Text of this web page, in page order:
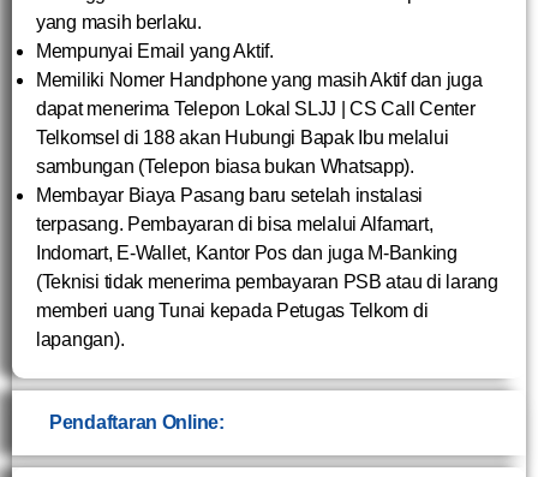
yang masih berlaku.
Mempunyai Email yang Aktif.
Memiliki Nomer Handphone yang masih Aktif dan juga
dapat menerima Telepon Lokal SLJJ | CS Call Center
Telkomsel di 188 akan Hubungi Bapak Ibu melalui
sambungan (Telepon biasa bukan Whatsapp).
Membayar Biaya Pasang baru setelah instalasi
terpasang. Pembayaran di bisa melalui Alfamart,
Indomart, E-Wallet, Kantor Pos dan juga M-Banking
(Teknisi tidak menerima pembayaran PSB atau di larang
memberi uang Tunai kepada Petugas Telkom di
lapangan).
Pendaftaran Online: